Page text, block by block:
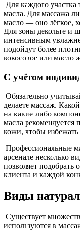
Для каждого
масла. Для массажа
масло — оно лёгкое,
Для зоны декольте и
интенсивным
подойдут более
кокосовое или масло
С учётом
Обязательно
делаете массаж.
на какие-либо
масла рекомендуется
кожи, чтобы
Профессиональные
арсенале несколько
позволяет подобрать
клиента и каждой
Виды
Существует
используются в